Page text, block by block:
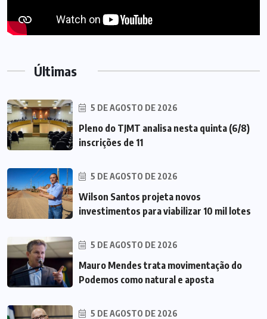
Últimas
5 DE AGOSTO DE 2026
Pleno do TJMT analisa nesta quinta (6/8)
inscrições de 11
5 DE AGOSTO DE 2026
Wilson Santos projeta novos
investimentos para viabilizar 10 mil lotes
5 DE AGOSTO DE 2026
Mauro Mendes trata movimentação do
Podemos como natural e aposta
5 DE AGOSTO DE 2026